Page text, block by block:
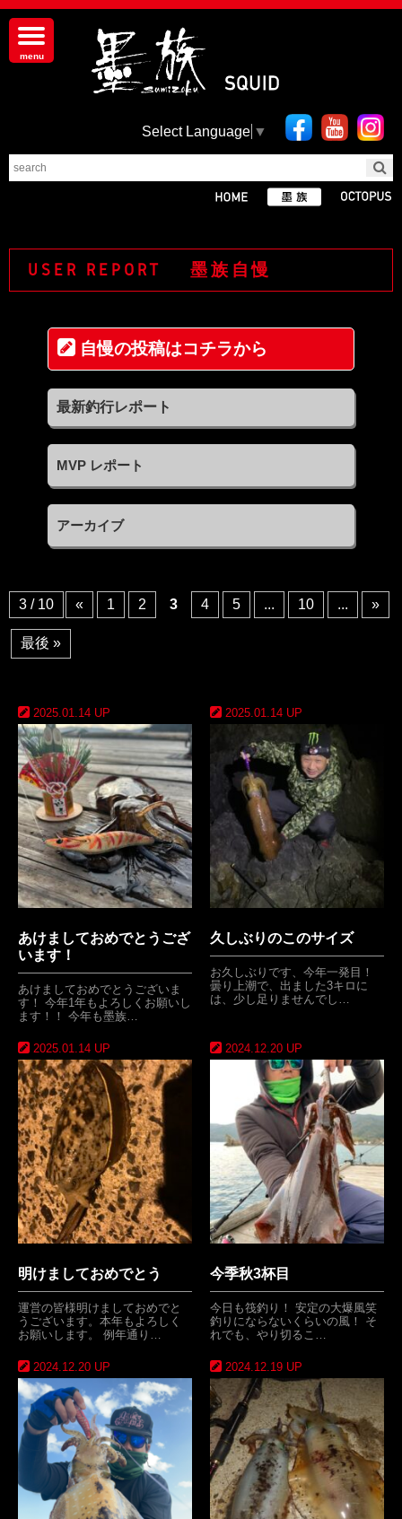
Select Language ▼
USER REPORT 墨族自慢
自慢の投稿はコチラから
MVP レポート
アーカイブ
3 / 10 « 1 2 3 4 5 ... 10 ... »
最後 »
2025.01.14 UP
あけましておめでとうござ
います！
あけましておめでとうございま
す！ 今年1年もよろしくお願いし
ます！！ 今年も墨族…
2025.01.14 UP
久しぶりのこのサイズ
お久しぶりです、今年一発目！
曇り上潮で、出ました3キロに
は、少し足りませんでし…
2025.01.14 UP
明けましておめでとう
運営の皆様明けましておめでと
うございます。本年もよろしく
お願いします。 例年通り…
2024.12.20 UP
今季秋3杯目
今日も筏釣り！ 安定の大爆風笑
釣りにならないくらいの風！ そ
れでも、やり切るこ…
2024.12.20 UP 2024.12.19 UP